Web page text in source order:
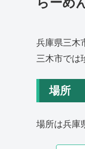
兵庫県三木
三木市では
場所
場所は兵庫